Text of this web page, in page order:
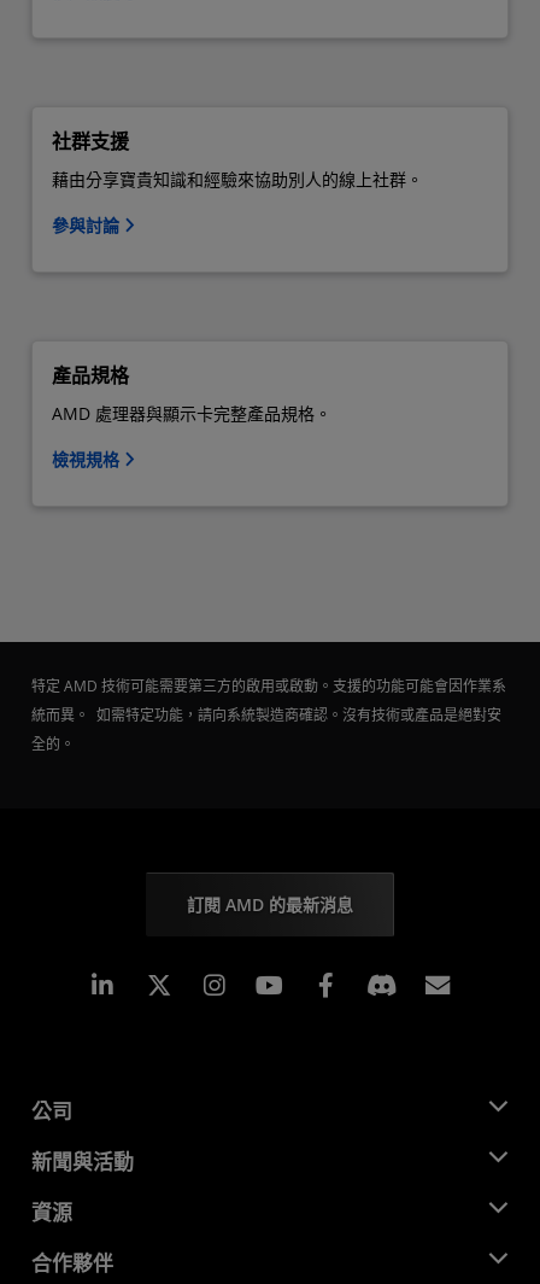
社群支援
藉由分享寶貴知識和經驗來協助別人的線上社群。
參與討論
產品規格
AMD 處理器與顯示卡完整產品規格。
檢視規格
特定 AMD 技術可能需要第三方的啟用或啟動。支援的功能可能會因作業系
統而異。 如需特定功能，請向系統製造商確認。沒有技術或產品是絕對安
全的。
訂閱 AMD 的最新消息
Linkedin Instagram Facebook
公司
關於 AMD
企業責任
招聘
新聞與活動
新聞室
媒體庫
資源
開發者中心
合作夥伴